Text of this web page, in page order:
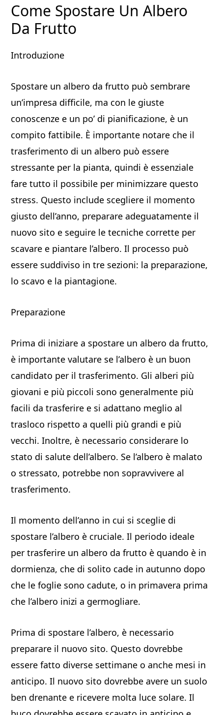
Come Spostare Un Albero
Da Frutto
Introduzione
Spostare un albero da frutto può sembrare
un’impresa difficile, ma con le giuste
conoscenze e un po’ di pianificazione, è un
compito fattibile. È importante notare che il
trasferimento di un albero può essere
stressante per la pianta, quindi è essenziale
fare tutto il possibile per minimizzare questo
stress. Questo include scegliere il momento
giusto dell’anno, preparare adeguatamente il
nuovo sito e seguire le tecniche corrette per
scavare e piantare l’albero. Il processo può
essere suddiviso in tre sezioni: la preparazione,
lo scavo e la piantagione.
Preparazione
Prima di iniziare a spostare un albero da frutto,
è importante valutare se l’albero è un buon
candidato per il trasferimento. Gli alberi più
giovani e più piccoli sono generalmente più
facili da trasferire e si adattano meglio al
trasloco rispetto a quelli più grandi e più
vecchi. Inoltre, è necessario considerare lo
stato di salute dell’albero. Se l’albero è malato
o stressato, potrebbe non sopravvivere al
trasferimento.
Il momento dell’anno in cui si sceglie di
spostare l’albero è cruciale. Il periodo ideale
per trasferire un albero da frutto è quando è in
dormienza, che di solito cade in autunno dopo
che le foglie sono cadute, o in primavera prima
che l’albero inizi a germogliare.
Prima di spostare l’albero, è necessario
preparare il nuovo sito. Questo dovrebbe
essere fatto diverse settimane o anche mesi in
anticipo. Il nuovo sito dovrebbe avere un suolo
ben drenante e ricevere molta luce solare. Il